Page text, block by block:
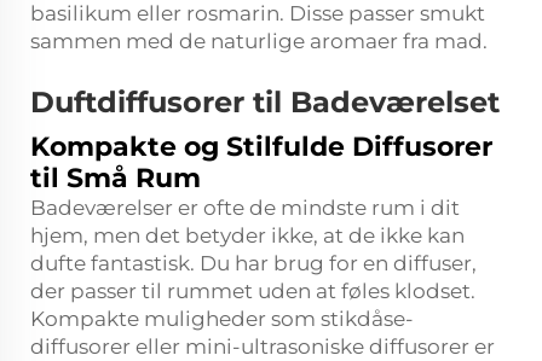
basilikum eller rosmarin. Disse passer smukt
sammen med de naturlige aromaer fra mad.
Duftdiffusorer til Badeværelset
Kompakte og Stilfulde Diffusorer
til Små Rum
Badeværelser er ofte de mindste rum i dit
hjem, men det betyder ikke, at de ikke kan
dufte fantastisk. Du har brug for en diffuser,
der passer til rummet uden at føles klodset.
Kompakte muligheder som stikdåse-
diffusorer eller mini-ultrasoniske diffusorer er